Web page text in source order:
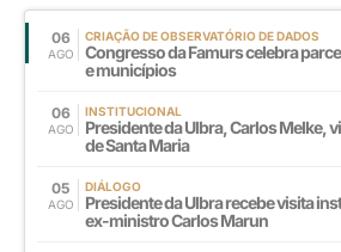
06
AGO
CRIAÇÃO DE OBSERVATÓRIO DE DADOS
Congresso da Famurs celebra
e municípios
06
AGO
INSTITUCIONAL
Presidente da Ulbra, Carlos Melke,
de Santa Maria
05
AGO
DIÁLOGO
Presidente da Ulbra recebe visita
ex-ministro Carlos Marun